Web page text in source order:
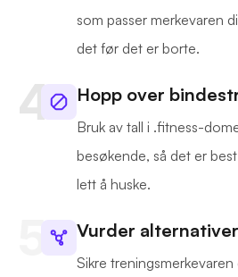
som passer merkevaren
det før det er borte.
Hopp over
Bruk av tall i .fitness-
besøkende, så det er
lett å huske.
Vurder alternativer
Sikre